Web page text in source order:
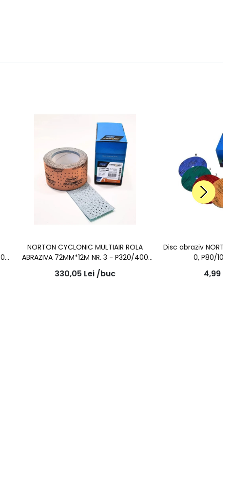
NORTON CYCLONIC MULTIAIR ROLA
ABRAZIVA 72MM*12M NR. 3 - P320/400
CULOARE SOMON
330,05 Lei /buc
Disc abraziv
0, P80/100
4,99